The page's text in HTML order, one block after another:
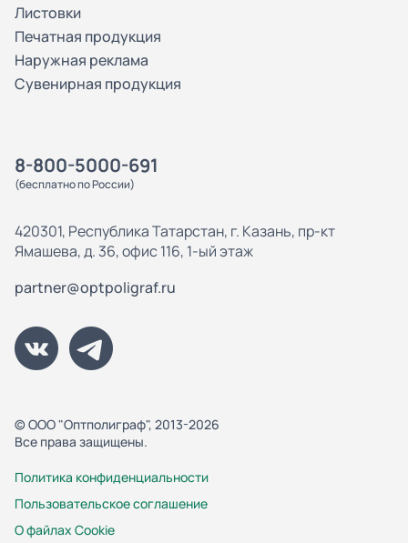
Листовки
Печатная продукция
Наружная реклама
Сувенирная продукция
8-800-5000-691
(бесплатно по России)
420301, Республика Татарстан, г. Казань, пр-кт
Ямашева, д. 36, офис 116, 1-ый этаж
partner@optpoligraf.ru
© ООО "Оптполиграф", 2013-2026
Все права защищены.
Политика конфиденциальности
Пользовательское соглашение
О файлах Cookie